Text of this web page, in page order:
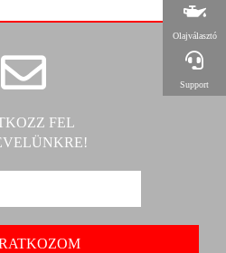
FEL
Olajválasztó
Support